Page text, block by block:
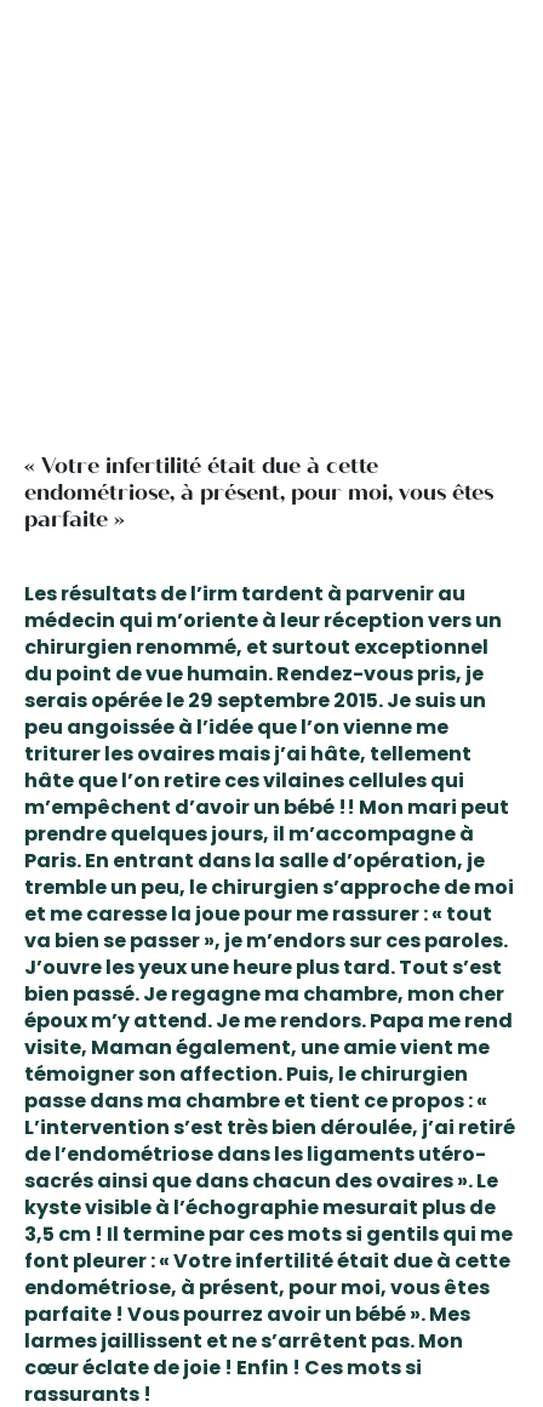
« Votre infertilité était due à cette
endométriose, à présent, pour moi, vous êtes
parfaite »
Les résultats de l’irm tardent à parvenir au
médecin qui m’oriente à leur réception vers un
chirurgien renommé, et surtout exceptionnel
du point de vue humain. Rendez-vous pris, je
serais opérée le 29 septembre 2015. Je suis un
peu angoissée à l’idée que l’on vienne me
triturer les ovaires mais j’ai hâte, tellement
hâte que l’on retire ces vilaines cellules qui
m’empêchent d’avoir un bébé !! Mon mari peut
prendre quelques jours, il m’accompagne à
Paris. En entrant dans la salle d’opération, je
tremble un peu, le chirurgien s’approche de moi
et me caresse la joue pour me rassurer : « tout
va bien se passer », je m’endors sur ces paroles.
J’ouvre les yeux une heure plus tard. Tout s’est
bien passé. Je regagne ma chambre, mon cher
époux m’y attend. Je me rendors. Papa me rend
visite, Maman également, une amie vient me
témoigner son affection. Puis, le chirurgien
passe dans ma chambre et tient ce propos : «
L’intervention s’est très bien déroulée, j’ai retiré
de l’endométriose dans les ligaments utéro-
sacrés ainsi que dans chacun des ovaires ». Le
kyste visible à l’échographie mesurait plus de
3,5 cm ! Il termine par ces mots si gentils qui me
font pleurer : « Votre infertilité était due à cette
endométriose, à présent, pour moi, vous êtes
parfaite ! Vous pourrez avoir un bébé ». Mes
larmes jaillissent et ne s’arrêtent pas. Mon
cœur éclate de joie ! Enfin ! Ces mots si
rassurants !